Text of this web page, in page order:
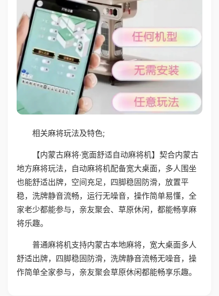
相关麻将玩法及特色;
【内蒙古麻将·宽面舒适自动麻将机】契合内蒙古
地方麻将玩法，自动麻将机配备宽大桌面，多人围坐
也能舒适出牌，空间充足，四脚稳固防滑，放置平
稳，洗牌静音流畅，运行无噪音，操作简单易懂，全
家老少都能参与，亲友聚会、草原休闲，都能畅享麻
将乐趣。
普通麻将机支持内蒙古本地麻将，宽大桌面多人
舒适出牌，四脚稳固防滑，洗牌静音流畅无噪音，操
作简单全家参与，亲友聚会草原休闲都能畅享乐趣。